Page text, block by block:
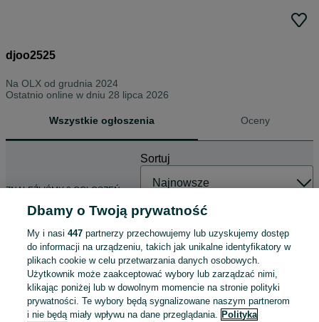
djoo2525
Na OLX od grudnia 2024
Ostatnio online w dniu 28 lipca 2026
Wszystkie ogłoszenia Oceny
ZNALEŹLIŚMY 0 OGŁOSZEŃ
Sortuj
Dbamy o Twoją prywatność
My i nasi447 partnerzy przechowujemy lub uzyskujemy dostęp
do informacji na urządzeniu, takich jak unikalne identyfikatory w
plikach cookie w celu przetwarzania danych osobowych.
Użytkownik może zaakceptować wybory lub zarządzać nimi,
klikając poniżej lub w dowolnym momencie na stronie polityki
prywatności. Te wybory będą sygnalizowane naszym partnerom
i nie będą miały wpływu na dane przeglądania. Polityka